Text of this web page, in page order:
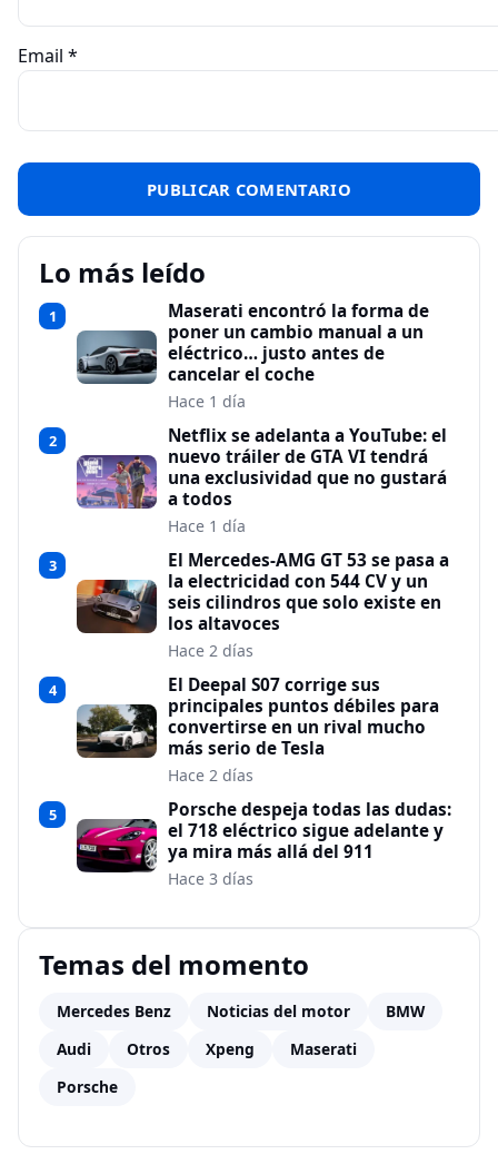
Email *
Lo más leído
1
Maserati encontró la forma de
poner un cambio manual a un
eléctrico… justo antes de
cancelar el coche
Hace 1 día
2
Netflix se adelanta a YouTube: el
nuevo tráiler de GTA VI tendrá
una exclusividad que no gustará
a todos
Hace 1 día
3
El Mercedes-AMG GT 53 se pasa a
la electricidad con 544 CV y un
seis cilindros que solo existe en
los altavoces
Hace 2 días
4
El Deepal S07 corrige sus
principales puntos débiles para
convertirse en un rival mucho
más serio de Tesla
Hace 2 días
5
Porsche despeja todas las dudas:
el 718 eléctrico sigue adelante y
ya mira más allá del 911
Hace 3 días
Temas del momento
Mercedes Benz Noticias del motor
BMW
Audi
Otros Xpeng
Maserati
Porsche